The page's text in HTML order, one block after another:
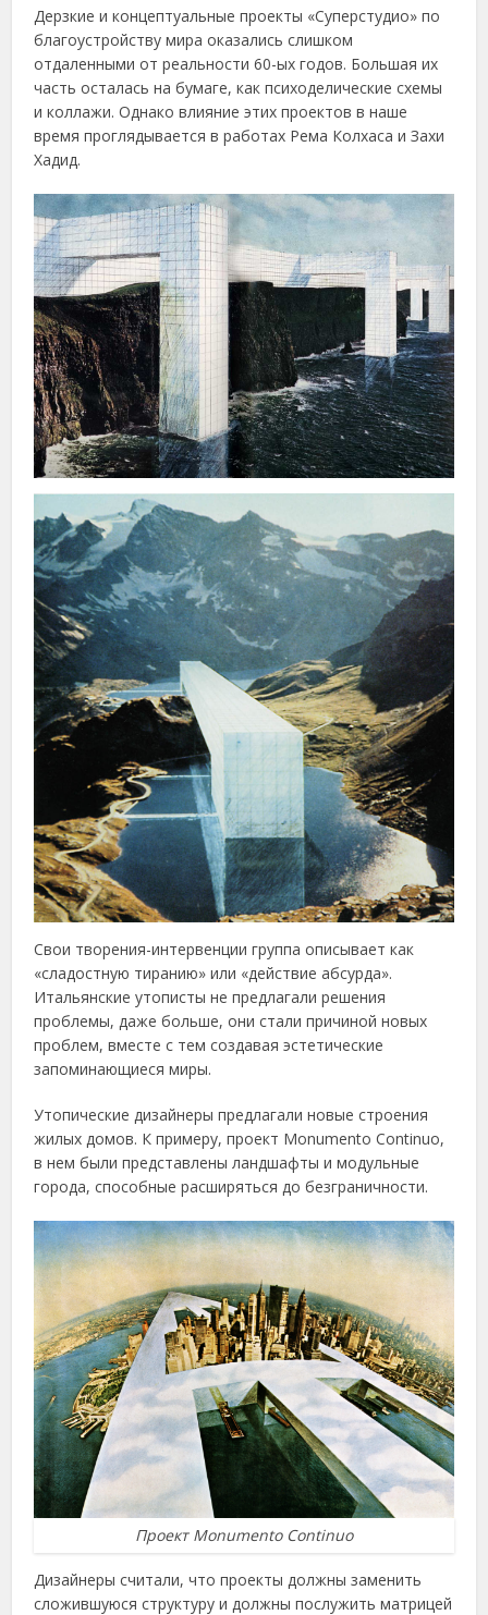
Дерзкие и концептуальные проекты «Суперстудио» по
благоустройству мира оказались слишком
отдаленными от реальности 60-ых годов. Большая их
часть осталась на бумаге, как психоделические схемы
и коллажи. Однако влияние этих проектов в наше
время проглядывается в работах Рема Колхаса и Захи
Хадид.
Свои творения-интервенции группа описывает как
«сладостную тиранию» или «действие абсурда».
Итальянские утописты не предлагали решения
проблемы, даже больше, они стали причиной новых
проблем, вместе с тем создавая эстетические
запоминающиеся миры.
Утопические дизайнеры предлагали новые строения
жилых домов. К примеру, проект Monumento Continuo,
в нем были представлены ландшафты и модульные
города, способные расширяться до безграничности.
Проект Monumento Continuo
Дизайнеры считали, что проекты должны заменить
сложившуюся структуру и должны послужить матрицей